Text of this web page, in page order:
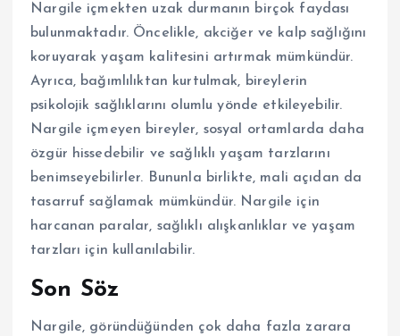
Nargile içmekten uzak durmanın birçok faydası
bulunmaktadır. Öncelikle, akciğer ve kalp sağlığını
koruyarak yaşam kalitesini artırmak mümkündür.
Ayrıca, bağımlılıktan kurtulmak, bireylerin
psikolojik sağlıklarını olumlu yönde etkileyebilir.
Nargile içmeyen bireyler, sosyal ortamlarda daha
özgür hissedebilir ve sağlıklı yaşam tarzlarını
benimseyebilirler. Bununla birlikte, mali açıdan da
tasarruf sağlamak mümkündür. Nargile için
harcanan paralar, sağlıklı alışkanlıklar ve yaşam
tarzları için kullanılabilir.
Son Söz
Nargile, göründüğünden çok daha fazla zarara